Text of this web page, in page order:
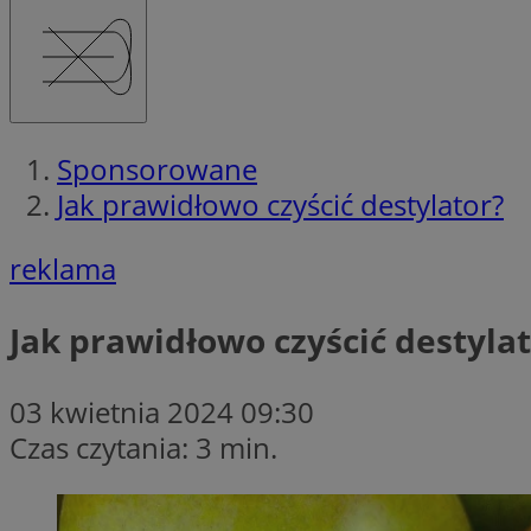
Sponsorowane
Jak prawidłowo czyścić destylator?
reklama
Jak prawidłowo czyścić
03 kwietnia 2024 09:30
Czas czytania: 3 min.